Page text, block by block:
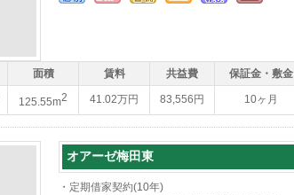
面積 賃料 共益費 保証金・敷金
125.55m2 41.02万円 83,556円 10ヶ月
オアーゼ梅田東
・定期借家契約(10年)